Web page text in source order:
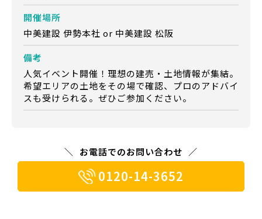
開催場所
中美建設 伊勢本社 or 中美建設 松阪
備考
人気イベント開催！理想の建売・土地情報が集結。
希望エリアの土地をその場で確認、プロのアドバイ
スも受けられる。ぜひご参加ください。
お電話でのお問い合わせ
0120-14-3652